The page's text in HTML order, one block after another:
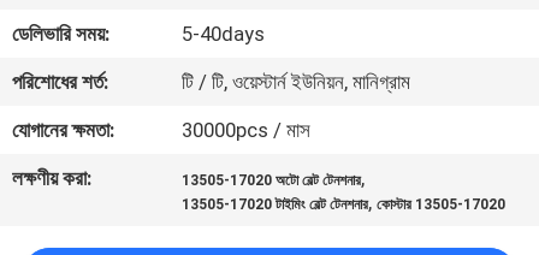
মান
নিয়ন্ত্রণ
আমাদের
সাথে
ডেলিভারি সময়:
5-40days
পরিশোধের শর্ত:
টি / টি, ওয়েস্টার্ন ইউনিয়ন, মানিগ্রাম
যোগানের ক্ষমতা:
30000pcs / মাস
লক্ষণীয় করা:
13505-17020 অটো বেল্ট টেনশনার,
13505-17020 টাইমিং বেল্ট টেনশনার,কোস্টার 13505-17020